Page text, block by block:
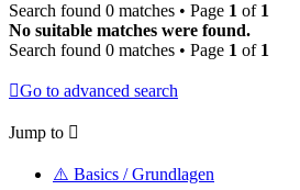
Search found 0 matches • Page 1 of 1
No suitable matches were found.
Search found 0 matches • Page 1 of 1
Go to advanced search
Jump to
⚠️ Basics / Grundlagen